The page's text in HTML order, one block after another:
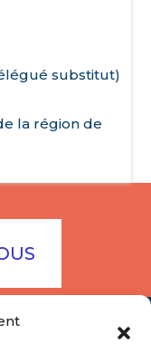
substitut)
la région de